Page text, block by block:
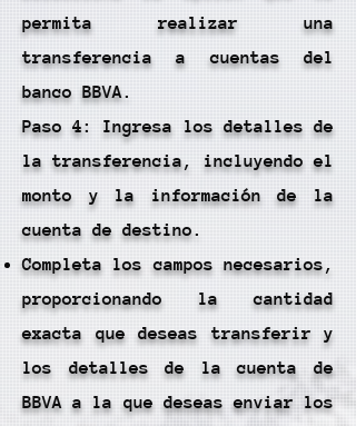
permita realizar una
transferencia a cuentas del
banco BBVA.
Paso 4: Ingresa los detalles de
la transferencia, incluyendo el
monto y la información de la
cuenta de destino.
Completa los campos necesarios,
proporcionando la cantidad
exacta que deseas transferir y
los detalles de la cuenta de
BBVA a la que deseas enviar los